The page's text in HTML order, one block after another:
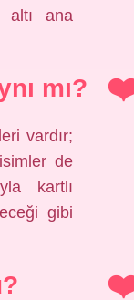
altı ana
mı?
vardır;
de
kartlı
gibi